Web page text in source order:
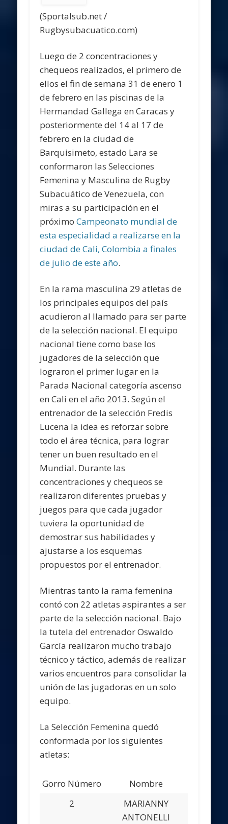
(Sportalsub.net /
Rugbysubacuatico.com)
Luego de 2 concentraciones y
chequeos realizados, el primero de
ellos el fin de semana 31 de enero 1
de febrero en las piscinas de la
Hermandad Gallega en Caracas y
posteriormente del 14 al 17 de
febrero en la ciudad de
Barquisimeto, estado Lara se
conformaron las Selecciones
Femenina y Masculina de Rugby
Subacuático de Venezuela, con
miras a su participación en el
próximoCampeonato mundial de
esta especialidad a realizarse en la
ciudad de Cali, Colombia a finales
de julio de este año.
En la rama masculina 29 atletas de
los principales equipos del país
acudieron al llamado para ser parte
de la selección nacional. El equipo
nacional tiene como base los
jugadores de la selección que
lograron el primer lugar en la
Parada Nacional categoría ascenso
en Cali en el año 2013. Según el
entrenador de la selección Fredis
Lucena la idea es reforzar sobre
todo el área técnica, para lograr
tener un buen resultado en el
Mundial. Durante las
concentraciones y chequeos se
realizaron diferentes pruebas y
juegos para que cada jugador
tuviera la oportunidad de
demostrar sus habilidades y
ajustarse a los esquemas
propuestos por el entrenador.
Mientras tanto la rama femenina
contó con 22 atletas aspirantes a ser
parte de la selección nacional. Bajo
la tutela del entrenador Oswaldo
García realizaron mucho trabajo
técnico y táctico, además de realizar
varios encuentros para consolidar la
unión de las jugadoras en un solo
equipo.
La Selección Femenina quedó
conformada por los siguientes
atletas:
Gorro Número
Nombre
2
MARIANNY
ANTONELLI